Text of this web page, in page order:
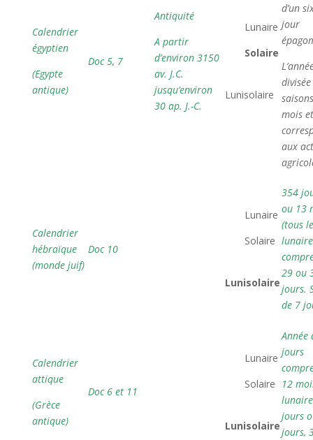
Calendrier
égyptien
(Egypte
antique)
Doc 5, 7
Antiquité
A partir
d’environ 3150
av. J.C.
jusqu’environ
30 ap. J.-C.
 Lunaire
Solaire
Lunisolaire
d’un
jour
mois
aux
Calendrier
hébraïque
(monde juif)
Doc 10
 Lunaire
 Solaire
Lunisolaire
354
ou 13
(tous
29 ou
jours.
de 7
Calendrier
attique
(Grèce
antique)
Doc 6 et 11
 Lunaire
 Solaire
Lunisolaire
Année
jours
12
jours
jours,